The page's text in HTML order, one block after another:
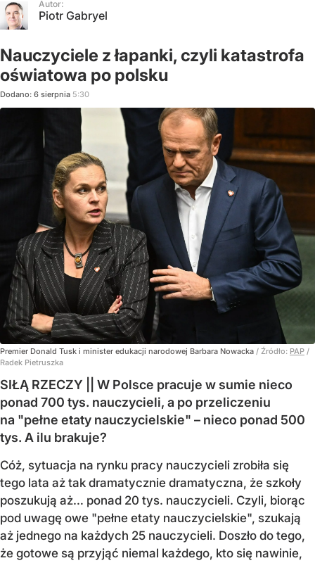
Autor:
Piotr Gabryel
Nauczyciele z łapanki, czyli katastrofa
oświatowa po polsku
Dodano: 6 sierpnia 5:30
Premier Donald Tusk i minister edukacji narodowej Barbara Nowacka / Źródło: PAP /
Radek Pietruszka
SIŁĄ RZECZY || W Polsce pracuje w sumie nieco
ponad 700 tys. nauczycieli, a po przeliczeniu
na "pełne etaty nauczycielskie" – nieco ponad 500
tys. A ilu brakuje?
Cóż, sytuacja na rynku pracy nauczycieli zrobiła się
tego lata aż tak dramatycznie dramatyczna, że szkoły
poszukują aż… ponad 20 tys. nauczycieli. Czyli, biorąc
pod uwagę owe "pełne etaty nauczycielskie", szukają
aż jednego na każdych 25 nauczycieli. Doszło do tego,
że gotowe są przyjąć niemal każdego, kto się nawinie,